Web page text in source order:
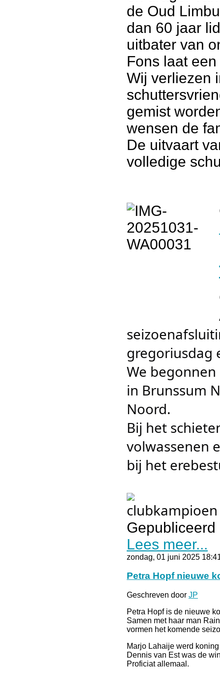
de Oud
dan 60 jaar
uitbater van
Fons laat
Wij verliezen
gemist
wensen de
De uitvaart
volledige
gregoriusdag
We
in Brunssum
Noord.
Bij het
volwassenen
bij het
Gepubliceerd
Lees meer...
zondag, 01 juni 2025
Petra Hopf nieuwe
Geschreven door JP
Petra Hopf is de nieuwe
Samen met haar man
vormen het komende
Marjo Lahaije werd
Dennis van Est was de
Proficiat allemaal.